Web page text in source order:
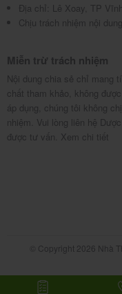
-Thuốc ức chế men
-Atropin và các
thể gây bí tiểu, táo
-Phenytoin, các
P450: giảm nồng
-Lithium và cá
tăng nguy cơ bị hội
kinh.
Địa chỉ: Lê Xoay, TP
Chịu trách nhiệm nội
Miễn trừ trách nhiệm
Nội dung chia sẻ chỉ mang
chất tham khảo, không
áp dụng, chúng tôi không
nhiệm. Vui lòng liên hệ
được tư vấn. Xem chi tiết
© Copyright 2026 Nhà